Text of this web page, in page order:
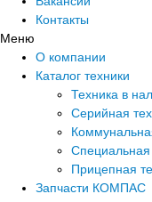
Контакты
Меню
О компании
Каталог техники
Техника в
Серийная
Специальная
Прицепная
Запчасти КОМПАС